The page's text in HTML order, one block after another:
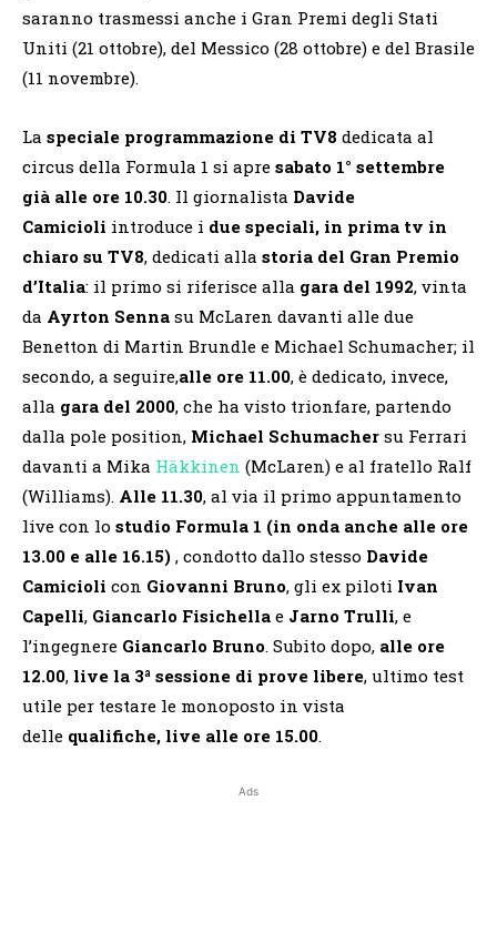
saranno trasmessi anche i Gran Premi degli Stati
Uniti (21 ottobre), del Messico (28 ottobre) e del Brasile
(11 novembre).
La speciale programmazione di TV8 dedicata al
circus della Formula 1 si apre sabato 1° settembre
già alle ore 10.30. Il giornalista Davide
Camicioli introduce i due speciali, in prima tv in
chiaro su TV8, dedicati alla storia del Gran Premio
d’Italia: il primo si riferisce alla gara del 1992, vinta
da Ayrton Senna su McLaren davanti alle due
Benetton di Martin Brundle e Michael Schumacher; il
secondo, a seguire,alle ore 11.00, è dedicato, invece,
alla gara del 2000, che ha visto trionfare, partendo
dalla pole position, Michael Schumacher su Ferrari
davanti a Mika Häkkinen (McLaren) e al fratello Ralf
(Williams). Alle 11.30, al via il primo appuntamento
live con lo studio Formula 1 (in onda anche alle ore
13.00 e alle 16.15) , condotto dallo stesso Davide
Camicioli con Giovanni Bruno, gli ex piloti Ivan
Capelli, Giancarlo Fisichella e Jarno Trulli, e
l’ingegnere Giancarlo Bruno. Subito dopo, alle ore
12.00, live la 3ª sessione di prove libere, ultimo test
utile per testare le monoposto in vista
delle qualifiche, live alle ore 15.00.
Ads